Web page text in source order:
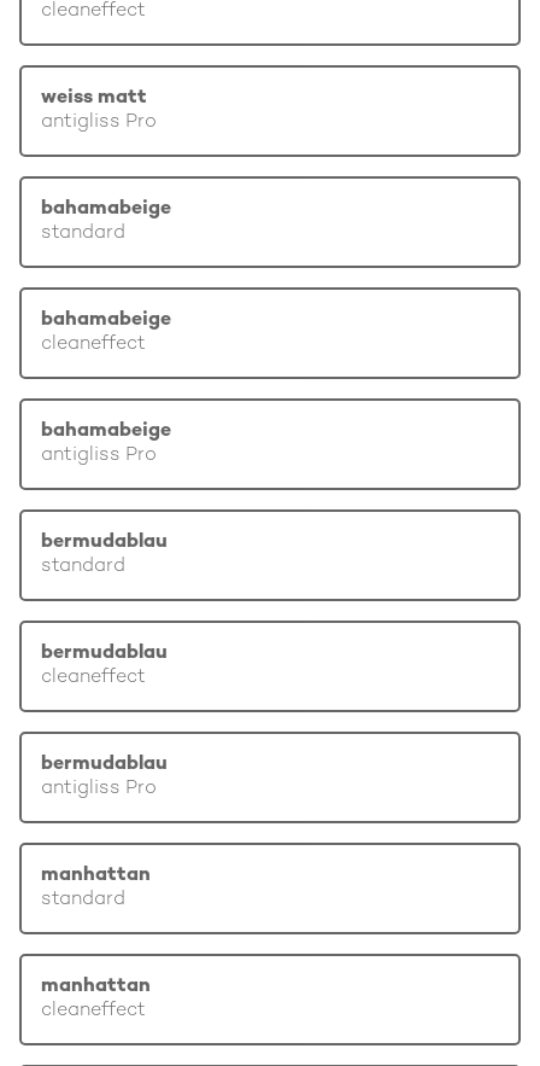
cleaneffect
weiss matt
antigliss Pro
bahamabeige
standard
bahamabeige
cleaneffect
bahamabeige
antigliss Pro
bermudablau
standard
bermudablau
cleaneffect
bermudablau
antigliss Pro
manhattan
standard
manhattan
cleaneffect